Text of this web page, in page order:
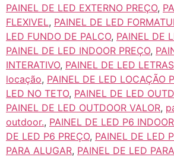
PAINEL DE LED EXTERNO PREÇO,
FLEXIVEL, PAINEL DE LED
LED FUNDO DE PALCO, PAINEL DE
PAINEL DE LED INDOOR PREÇO,
INTERATIVO, PAINEL DE LED LETRAS
locação, PAINEL DE LED LOCAÇÃO
LED NO TETO, PAINEL DE LED
PAINEL DE LED OUTDOOR VALOR,
outdoor., PAINEL DE LED P6
DE LED P6 PREÇO, PAINEL DE LED
PARA ALUGAR, PAINEL DE LED